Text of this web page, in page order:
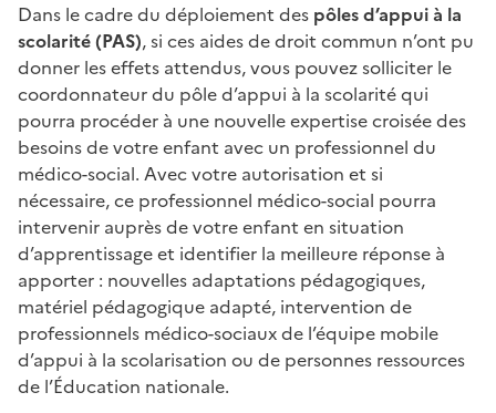
Dans le cadre du déploiement des pôles d’appui à la
scolarité (PAS), si ces aides de droit commun n’ont pu
donner les effets attendus, vous pouvez solliciter le
coordonnateur du pôle d’appui à la scolarité qui
pourra procéder à une nouvelle expertise croisée des
besoins de votre enfant avec un professionnel du
médico-social. Avec votre autorisation et si
nécessaire, ce professionnel médico-social pourra
intervenir auprès de votre enfant en situation
d’apprentissage et identifier la meilleure réponse à
apporter : nouvelles adaptations pédagogiques,
matériel pédagogique adapté, intervention de
professionnels médico-sociaux de l’équipe mobile
d’appui à la scolarisation ou de personnes ressources
de l’Éducation nationale.